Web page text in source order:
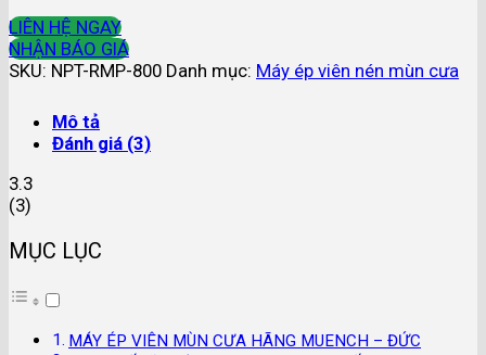
LIÊN HỆ NGAY
NHẬN BÁO GIÁ
SKU: NPT-RMP-800 Danh mục: Máy ép viên nén mùn cưa
Mô tả
Đánh giá (3)
3.3
(3)
MỤC LỤC
MÁY ÉP VIÊN MÙN CƯA HÃNG MUENCH – ĐỨC